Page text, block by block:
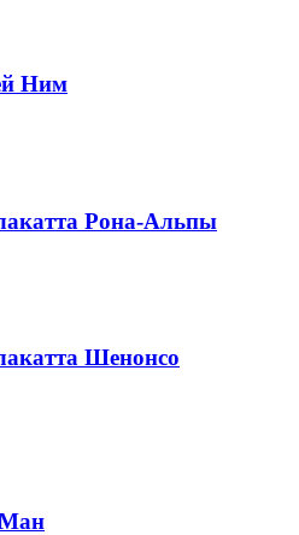
Ним
Рона-Альпы
Шенонсо
Ман